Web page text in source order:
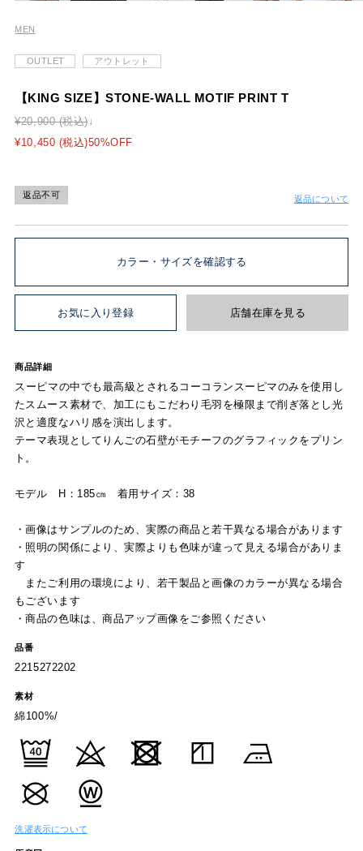
MEN
OUTLET アウトレット
【KING SIZE】STONE-WALL MOTIF PRINT T
¥20,900 (税込)
¥10,450 (税込)50%OFF
返品不可 返品について
カラー・サイズを確認する
お気に入り登録 店舗在庫を見る
商品詳細
スーピマの中でも最高級とされるコーコランスーピマのみを使用し
たスムース素材で、加工にもこだわり毛羽を極限まで削ぎ落とし光
沢と適度なハリ感を演出します。
テーマ表現としてりんごの石壁がモチーフのグラフィックをプリン
ト。
モデル H：185㎝ 着用サイズ：38
・画像はサンプルのため、実際の商品と若干異なる場合があります
・照明の関係により、実際よりも色味が違って見える場合がありま
す
またご利用の環境により、若干製品と画像のカラーが異なる場合
もございます
・商品の色味は、商品アップ画像をご参照ください
品番
2215272202
素材
綿100%/
洗濯表示について